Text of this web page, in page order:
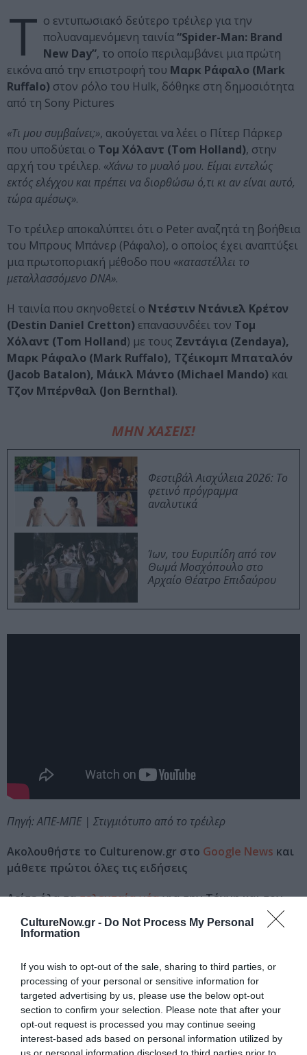
CultureNow.gr - Do Not Process My Personal
Information
If you wish to opt-out of the sale, sharing to third parties, or
processing of your personal or sensitive information for
targeted advertising by us, please use the below opt-out
section to confirm your selection. Please note that after your
opt-out request is processed you may continue seeing
interest-based ads based on personal information utilized by
Τ ο εντυπωσιακό δεύτερο τρέιλερ για την
πολυαναμενόμενη ταινία“Spider-Man: Brand
New Day”, το οποίο περιλαμβάνει μια πρώτη
εικόνα από την επιστροφή του Μαρκ Ράφαλο (Mark
Ruffalo) στον ρόλο του Hulk, δόθηκε στη δημοσιότητα
από τη Sony Pictures
«Τι μου συμβαίνει;», ακούγεται να λέει ο Πίτερ Πάρκερ
που υποδύεται ο Τομ Χόλαντ (Tom Holland), στην
αρχή του τρέιλερ. «Χάνω το μυαλό μου. Είμαι εντελώς
εκτός ελέγχου και πρέπει να διορθώσω ό,τι κι αν είναι αυτό,
τώρα αμέσως».
Το τρέιλερ αποκαλύπτει ότι ο Peter αναζητά τη βοήθεια
του Μπρους Μπάνερ (Ράφαλο), ο οποίος έχει αναπτύξει
μια πρωτοποριακή μέθοδο που «καταστέλλει το
μεταλλασσόμενο DNA».
Η ταινία που σκηνοθετεί ο Ντέστιν Ντάνιελ Κρέτον
(Destin Daniel Cretton) επανασυνδέει τον Τομ
Χόλαντ (Tom Holland) με τους Ζεντάγια (Zendaya),
Μαρκ Ράφαλο (Mark Ruffalo), Τζέικομπ Μπαταλόν
(Jacob Batalon), Μάικλ Μάντο (Michael Mando) και
Τζον Μπέρνθαλ (Jon Bernthal).
ΜΗΝ ΧΑΣΕΙΣ!
Φεστιβάλ Αισχύλεια 2026: Το
φετινό πρόγραμμα
αναλυτικά
Ίων, του Ευριπίδη από τον
Θωμά Μοσχόπουλο στο
Αρχαίο Θέατρο Επιδαύρου
Πηγή: ΑΠΕ-ΜΠΕ | Στιγμιότυπο από το τρέιλερ
Ακολουθήστε το Culturenow.gr στο Google News και
μάθετε πρώτοι όλες τις ειδήσεις
Δείτε όλα τατελευταία νέαγια την Τέχνη και τον
Πολιτισμό στο
Culturenow.gr
Tags
ΞΕΝΕΣ ΤΑΙΝΙΕΣ ΦΑΝΤΑΣΙΑΣ - ANIMATION
Newsletter